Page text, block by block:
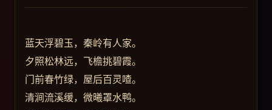
蓝天浮碧玉，秦岭有人家。
夕照松林远，飞檐挑碧霞。
门前春竹绿，屋后百灵喳。
清涧流溪缓，微曦罩水鸭。